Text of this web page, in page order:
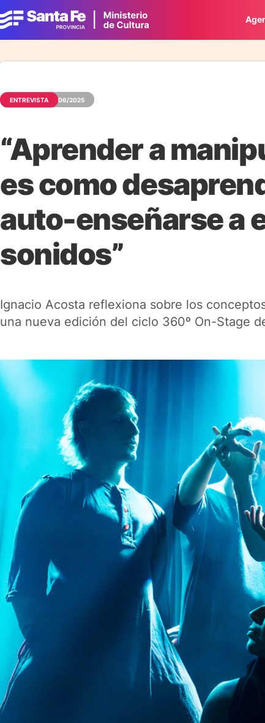
ENTREVISTA 19/06/2025
“Aprender a
es como
auto-enseñarse a
sonidos”
Ignacio Acosta reflexiona sobre los
una nueva edición del ciclo 360º On-Stage